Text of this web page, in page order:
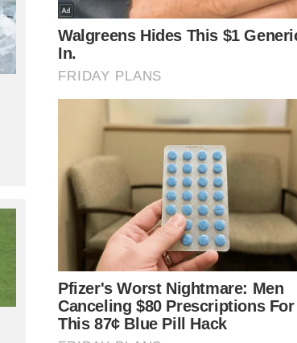
elemento que deveria ter sido tratado
acrescentaram:
“A história ainda haverá de
evitar o pior naquele 8 de
URGENTE: Moraes
ex-chefe da PRF